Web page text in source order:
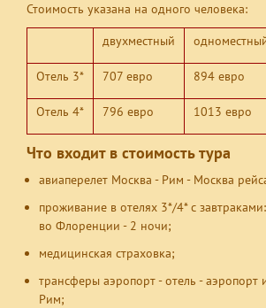
Стоимость указана на одного человека:
двухместный
Отель 3* 707 евро 894 евро
Отель 4* 796 евро 1013 евро
Что входит в стоимость тура
авиаперелет Москва - Рим - Москва
проживание в отелях 3*/4* с
во Флоренции - 2 ночи;
медицинская страховка;
трансферы аэропорт - отель -
Рим;